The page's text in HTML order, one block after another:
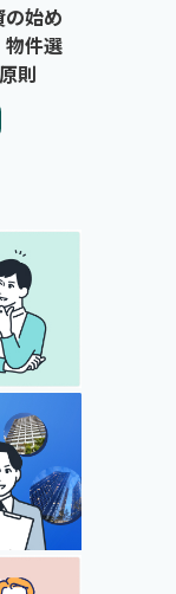
始め
物件選
則